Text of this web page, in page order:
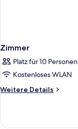
Zimmer
Platz für 10 Personen
Kostenloses WLAN
Weitere Details
Weitere